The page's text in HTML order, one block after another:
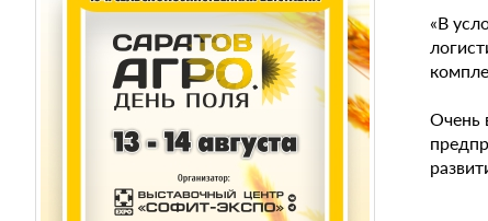
«В
Очень